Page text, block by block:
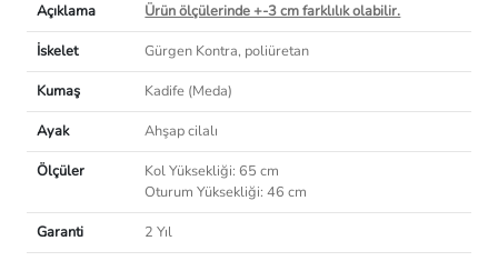
Açıklama
Ürün ölçülerinde +-3 cm farklılık olabilir.
İskelet
Gürgen Kontra, poliüretan
Kumaş
Kadife (Meda)
Ayak
Ahşap cilalı
Ölçüler
Kol Yüksekliği: 65 cm
Oturum Yüksekliği: 46 cm
Garanti
2 Yıl